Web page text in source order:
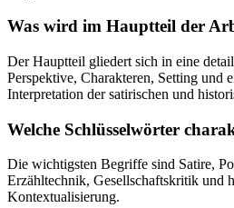
Was wird im Hauptteil der
Der Hauptteil gliedert sich in eine
Perspektive, Charakteren, Setting und
Interpretation der satirischen und
Welche Schlüsselwörter
Die wichtigsten Begriffe sind Satire,
Erzähltechnik, Gesellschaftskritik und
Kontextualisierung.